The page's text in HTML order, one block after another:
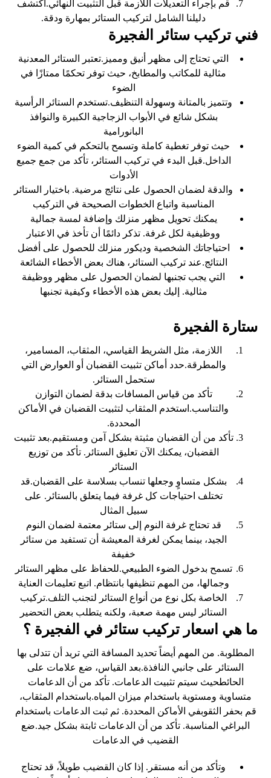
قم بإجراء التعديلات اللازمة قبل التثبيت النهائي.اكتشف
دليلنا الشامل لتركيب الستائر بمهارة ودقة.
فني تركيب ستائر الفجيرة
التي تحتاج إلى مظهر أنيق ومميز.تعتبر الستائر المعدنية
مثالية للمكاتب والمطابخ، حيث توفر تحكمًا ممتازًا في
الضوء
وتتميز بالمتانة وسهولة التنظيف.تستخدم الستائر الرأسية
بشكل شائع في الأبواب الزجاجية الكبيرة والنوافذ
البانورامية
حيث توفر تغطية كاملة وتسمح بالتحكم في كمية الضوء
الداخل.قبل البدء في تركيب الستائر، تأكد من جمع جميع
الأدوات
والدقة لضمان الحصول على نتائج مرضية. باختيار الستائر
المناسبة واتباع الخطوات الصحيحة في التركيب
يمكنك تحويل مظهر منزلك وإضافة لمسة جمالية
ووظيفية لكل غرفة. تذكر دائمًا أن تأخذ في الاعتبار
احتياجاتك الشخصية وديكور منزلك للحصول على أفضل
النتائج.عند تركيب الستائر، هناك بعض الأخطاء الشائعة
التي يجب تجنبها لضمان الحصول على مظهر ووظيفة
مثالية. إليك بعض هذه الأخطاء وكيفية تجنبها
ستارة الفجيرة
اللازمة، مثل الشريط القياسي، المثقاب، المسامير،
والمطرقة.حدد أماكن تثبيت القضبان أو العوارض التي
ستحمل الستائر.
تأكد من قياس المسافات بدقة لضمان التوازن
والتناسب.استخدم المثقاب لتثبيت القضبان في الأماكن
المحددة.
تأكد من أن القضبان مثبتة بشكل آمن ومستقيم.بعد تثبيت
القضبان، يمكنك الآن تعليق الستائر. تأكد من توزيع
الستائر
بشكل متساوٍ وجعلها تنساب بسلاسة على القضبان.قد
تختلف احتياجات كل غرفة فيما يتعلق بالستائر. على
سبيل المثال
قد تحتاج غرفة النوم إلى ستائر معتمة لضمان النوم
الجيد، بينما يمكن لغرفة المعيشة أن تستفيد من ستائر
خفيفة
تسمح بدخول الضوء الطبيعي.للحفاظ على مظهر الستائر
وجمالها، من المهم تنظيفها بانتظام. اتبع تعليمات العناية
الخاصة بكل نوع من أنواع الستائر لتجنب التلف.تركيب
الستائر ليس مهمة صعبة، ولكنه يتطلب بعض التحضير
ما هي اسعار تركيب ستائر في الفجيرة ؟
المطلوبة. من المهم أيضاً تحديد المسافة التي تريد أن تتدلى بها
الستائر على جانبي النافذة.بعد القياس، ضع علامات على
الحائطحيث سيتم تثبيت الدعامات. تأكد من أن الدعامات
متساوية ومستوية باستخدام ميزان المياه.باستخدام المثقاب،
قم بحفر الثقوبفي الأماكن المحددة. ثم ثبت الدعامات باستخدام
البراغي المناسبة. تأكد من أن الدعامات ثابتة بشكل جيد.ضع
القضيب في الدعامات
وتأكد من أنه مستقر. إذا كان القضيب طويلاً، قد تحتاج